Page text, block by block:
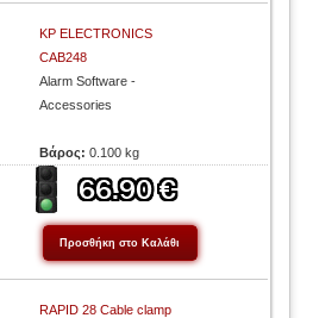
KP ELECTRONICS
CAB248
Alarm Software -
Accessories
Βάρος:0.100 kg
RAPID 28 Cable clamp